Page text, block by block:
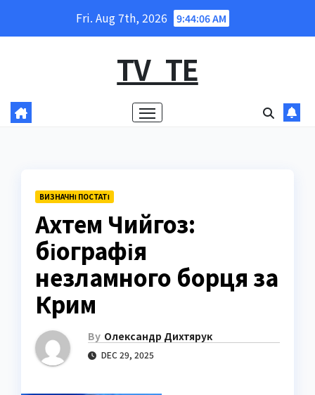
Fri. Aug 7th, 2026 9:44:07 AM
TV_TE
ВИЗНАЧНІ ПОСТАТІ
Ахтем Чийгоз:
біографія
незламного борця за
Крим
By Олександр Дихтярук
DEC 29, 2025